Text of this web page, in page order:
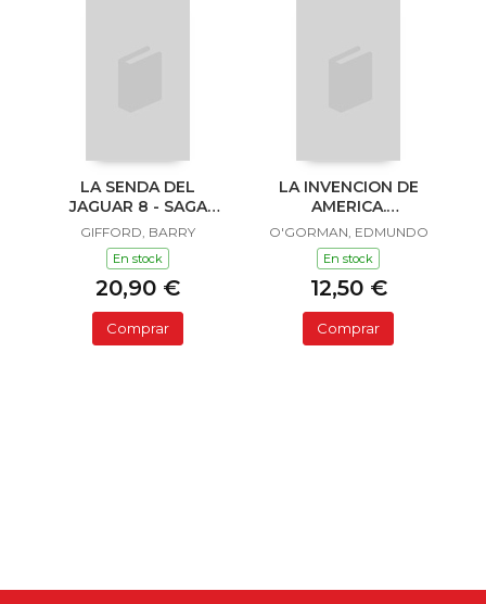
LA SENDA DEL
JAGUAR 8 - SAGA
SAILOR Y LULA
GIFFORD, BARRY
En stock
20,90 €
Comprar
LA INVENCION DE
AMERICA.
INVESTIGACION
ACERCA DE L
O'GORMAN, EDMUNDO
En stock
12,50 €
Comprar